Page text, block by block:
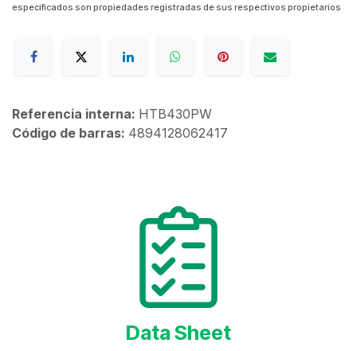
especificados son propiedades registradas de sus respectivos propietarios
Referencia interna: HTB430PW
Código de barras: 4894128062417
Data Sheet